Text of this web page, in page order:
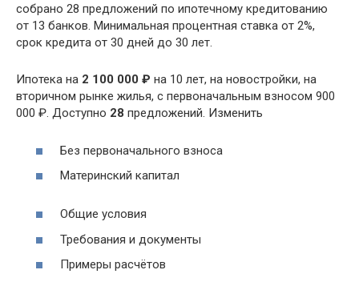
собрано 28 предложений по ипотечному кредитованию
от 13 банков. Минимальная процентная ставка от 2%,
срок кредита от 30 дней до 30 лет.
Ипотека на 2 100 000 ₽ на 10 лет, на новостройки, на
вторичном рынке жилья, с первоначальным взносом 900
000 ₽. Доступно 28 предложений. Изменить
Без первоначального взноса
Материнский капитал
Общие условия
Требования и документы
Примеры расчётов